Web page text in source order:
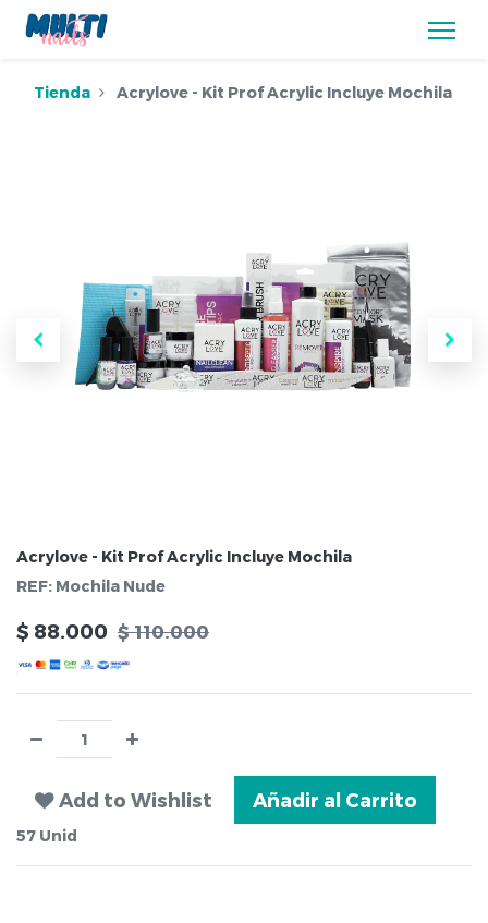
Tienda Acrylove - Kit Prof Acrylic Incluye Mochila
Acrylove - Kit Prof Acrylic Incluye Mochila
REF: Mochila Nude
$ 88.000 $110.000
Add to Wishlist Añadir al Carrito
57 Unid